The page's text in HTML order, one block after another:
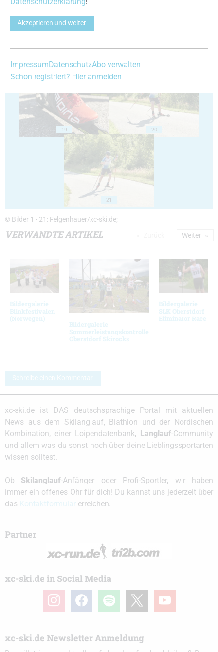
19 20
21
© Bilder 1 - 21: Felgenhauer/xc-ski.de;
VERWANDTE ARTIKEL
Bildergalerie
Blinkfestivalen
(Norwegen)
Bildergalerie
Sommerleistungskontrolle
Oberstdorf Skirocks
Bildergalerie
SLK Oberstdorf
Eliminator Race
Weiter
Schreibe einen Kommentar
xc-ski.de ist DAS deutschsprachige Portal mit aktuellen
News aus dem Skilanglauf, Biathlon und der Nordischen
Kombination, einer Loipendatenbank, Langlauf-Community
und allem was du sonst noch über deine Lieblingssportarten
wissen solltest.
Ob Skilanglauf-Anfänger oder Profi-Sportler, wir haben
immer ein offenes Ohr für dich! Du kannst uns jederzeit über
das
erreichen.
Partner
xc-ski.de in Social Media
instagramfacebook spotify youtube
xc-ski.de Newsletter Anmeldung
Datenschutzerklärung!
Akzeptieren und weiter
ImpressumDatenschutzAbo verwalten
Schon registriert? Hier anmelden